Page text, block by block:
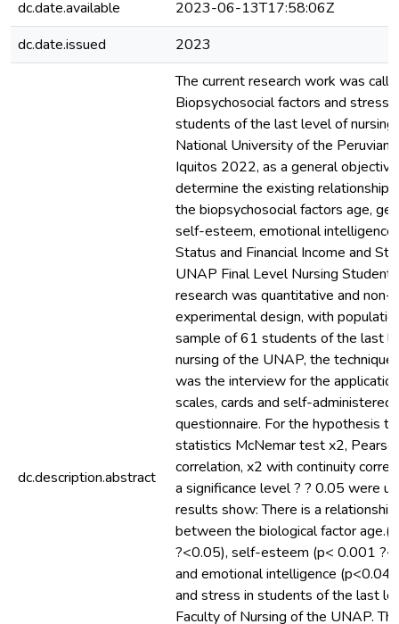
dc.date.available
2023-06-13T17:58:06Z
dc.date.issued
2023
dc.description.abstract
The current research work was
Biopsychosocial factors and stress
students of the last level of
National University of the Peruvian
Iquitos 2022, as a general
determine the existing relationship
the biopsychosocial factors age,
self-esteem, emotional
Status and Financial Income and
UNAP Final Level Nursing
research was quantitative and non-
experimental design, with
sample of 61 students of the last
nursing of the UNAP, the technique
was the interview for the
scales, cards and self-administered
questionnaire. For the hypothesis
statistics McNemar test x2,
correlation, x2 with continuity
a significance level ? ? 0.05 were
results show: There is a relationship
between the biological factor
?<0.05), self-esteem (p< 0.001
and emotional intelligence
and stress in students of the last
Faculty of Nursing of the UNAP.